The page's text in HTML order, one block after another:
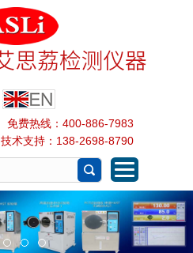
免费热线：400-886-7983
技术支持：138-2698-8790